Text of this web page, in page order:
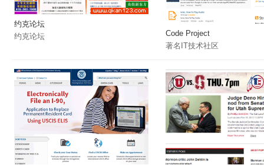
约克论坛
约克论坛
Code Project
著名IT技术社区